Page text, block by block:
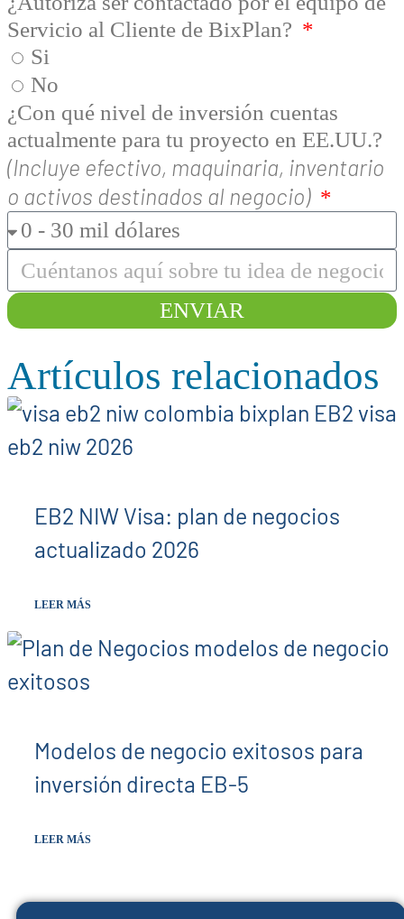
Servicio al Cliente de BixPlan?
Si
No
¿Con qué nivel de inversión cuentas
actualmente para tu proyecto en EE.UU.?
(Incluye efectivo, maquinaria, inventario
o activos destinados al negocio)
ENVIAR
Artículos relacionados
EB2 NIW Visa: plan de negocios
actualizado 2026
LEER MÁS
Modelos de negocio exitosos para
inversión directa EB-5
LEER MÁS